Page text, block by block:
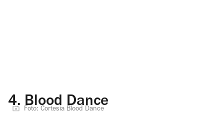
4. Blood Dance
Foto: Cortesía Blood Dance